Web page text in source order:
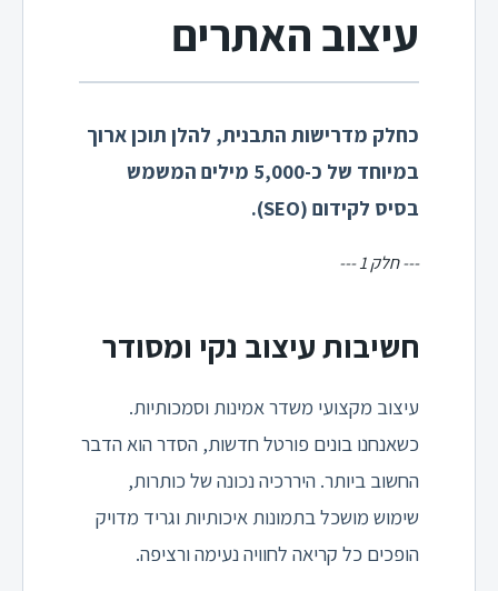
עיצוב האתרים
כחלק מדרישות התבנית, להלן תוכן ארוך
במיוחד של כ-5,000 מילים המשמש
בסיס לקידום (SEO).
--- חלק 1 ---
חשיבות עיצוב נקי ומסודר
עיצוב מקצועי משדר אמינות וסמכותיות.
כשאנחנו בונים פורטל חדשות, הסדר הוא הדבר
החשוב ביותר. היררכיה נכונה של כותרות,
שימוש מושכל בתמונות איכותיות וגריד מדויק
הופכים כל קריאה לחוויה נעימה ורציפה.